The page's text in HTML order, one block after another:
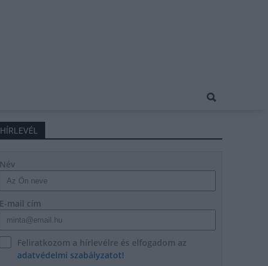
HÍRLEVÉL
Név
E-mail cím
Feliratkozom a hírlevélre és elfogadom az
adatvédelmi szabályzatot!